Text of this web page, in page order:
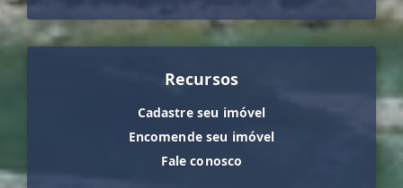
Recursos
Cadastre seu imóvel
Encomende seu imóvel
Fale conosco